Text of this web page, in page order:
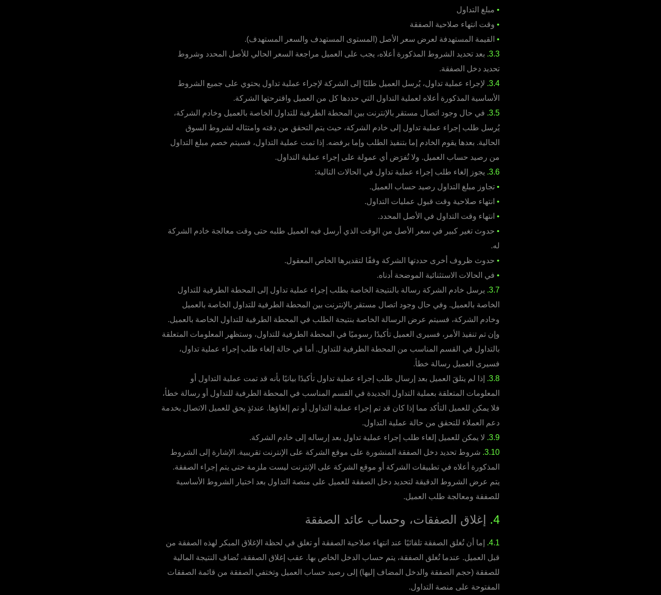
• مبلغ التداول
• وقت انتهاء صلاحية الصفقة
• القيمة المستهدفة لعرض سعر الأصل (المستوى المستهدف والسعر المستهدف).
3.3. بعد تحديد الشروط المذكورة أعلاه، يجب على العميل مراجعة السعر الحالي للأصل المحدد وشروط
تحديد دخل الصفقة.
3.4. لإجراء عملية تداول، يُرسل العميل طلبًا إلى الشركة لإجراء عملية تداول يحتوي على جميع الشروط
الأساسية المذكورة أعلاه لعملية التداول التي حددها كل من العميل واقترحتها الشركة.
3.5. في حال وجود اتصال مستقر بالإنترنت بين المحطة الطرفية للتداول الخاصة بالعميل وخادم الشركة،
يُرسل طلب إجراء عملية تداول إلى خادم الشركة، حيث يتم التحقق من دقته وامتثاله لشروط السوق
الحالية. بعدها يقوم الخادم إما بتنفيذ الطلب وإما برفضه. إذا تمت عملية التداول، فسيتم خصم مبلغ التداول
من رصيد حساب العميل. ولا تُفرَض أي عمولة على إجراء عملية التداول.
3.6. يجوز إلغاء طلب إجراء عملية تداول في الحالات التالية:
• تجاوز مبلغ التداول رصيد حساب العميل.
• انتهاء صلاحية وقت قبول عمليات التداول.
• انتهاء وقت التداول في الأصل المحدد.
• حدوث تغير كبير في سعر الأصل من الوقت الذي أرسل فيه العميل طلبه حتى وقت معالجة خادم الشركة
له.
• حدوث ظروف أخرى حددتها الشركة وفقًا لتقديرها الخاص المعقول.
• في الحالات الاستثنائية الموضحة أدناه.
3.7. يرسل خادم الشركة رسالة بالنتيجة الخاصة بطلب إجراء عملية تداول إلى المحطة الطرفية للتداول
الخاصة بالعميل. وفي حال وجود اتصال مستقر بالإنترنت بين المحطة الطرفية للتداول الخاصة بالعميل
وخادم الشركة، فسيتم عرض الرسالة الخاصة بنتيجة الطلب في المحطة الطرفية للتداول الخاصة بالعميل.
وإن تم تنفيذ الأمر، فسيرى العميل تأكيدًا رسوميًا في المحطة الطرفية للتداول، وستظهر المعلومات المتعلقة
بالتداول في القسم المناسب من المحطة الطرفية للتداول. أما في حالة إلغاء طلب إجراء عملية تداول،
فسيرى العميل رسالة خطأ.
3.8.
إذا لم يتلقَ العميل بعد إرسال طلب إجراء عملية تداول تأكيدًا بيانيًا بأنه قد تمت عملية التداول أو
المعلومات المتعلقة بعملية التداول الجديدة في القسم المناسب في المحطة الطرفية للتداول أو رسالة خطأ،
فلا يمكن للعميل التأكد مما إذا كان قد تم إجراء عملية التداول أو تم إلغاؤها. عندئذٍ يحق للعميل الاتصال بخدمة
دعم العملاء للتحقق من حالة عملية التداول.
3.9. لا يمكن للعميل إلغاء طلب إجراء عملية تداول بعد إرساله إلى خادم الشركة.
3.10. شروط تحديد دخل الصفقة المنشورة على موقع الشركة على الإنترنت تقريبية. الإشارة إلى الشروط
المذكورة أعلاه في تطبيقات الشركة أو موقع الشركة على الإنترنت ليست ملزمة حتى يتم إجراء الصفقة.
يتم عرض الشروط الدقيقة لتحديد دخل الصفقة للعميل على منصة التداول بعد اختيار الشروط الأساسية
للصفقة ومعالجة طلب العميل.
4. إغلاق الصفقات، وحساب عائد الصفقة
4.1.
إما أن تُغلق الصفقة تلقائيًا عند انتهاء صلاحية الصفقة أو تغلق في لحظة الإغلاق المبكر لهذه الصفقة من
قبل العميل. عندما تُغلق الصفقة، يتم حساب الدخل الخاص بها. عقب إغلاق الصفقة، تُضاف النتيجة المالية
للصفقة (حجم الصفقة والدخل المضاف إليها) إلى رصيد حساب العميل وتختفي الصفقة من قائمة الصفقات
المفتوحة على منصة التداول.